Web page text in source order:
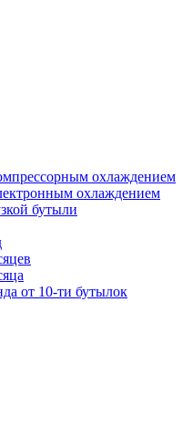
охлаждением
охлаждением
бутыли
от 10-ти бутылок